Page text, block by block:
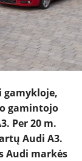
gamykloje,
gamintojo
Per 20 m.
Audi A3.
Audi markės